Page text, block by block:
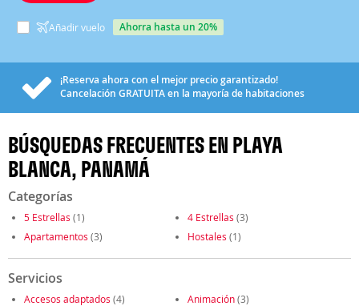
Añadir vuelo ahorra hasta un 20%
¡Reserva ahora con el mejor precio garantizado!
Cancelación GRATUITAen la mayoría de habitaciones
BÚSQUEDAS FRECUENTES EN PLAYA
BLANCA, PANAMÁ
Categorías
5 Estrellas (1) 4 Estrellas (3)
Apartamentos (3) Hostales (1)
Servicios
Accesos adaptados (4) Animación(3)